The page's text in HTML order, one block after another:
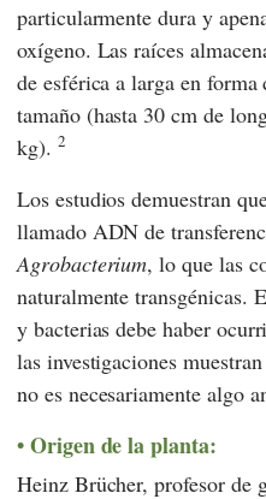
particularmente dura y
oxígeno. Las raíces
de esférica a larga en
tamaño (hasta 30 cm de
kg). 2
Los estudios demuestran
llamado ADN de
Agrobacterium, lo que las
naturalmente transgénicas.
y bacterias debe haber
las investigaciones
no es necesariamente algo
Origen de la planta:
Heinz Brücher, profesor de